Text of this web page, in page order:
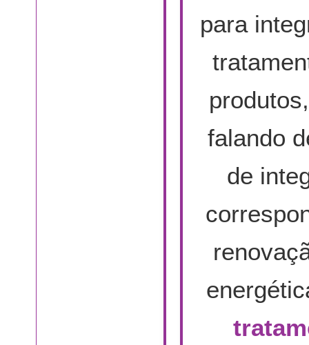
para
falando
de